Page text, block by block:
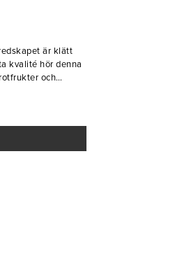
är klätt
kvalité hör denna
och